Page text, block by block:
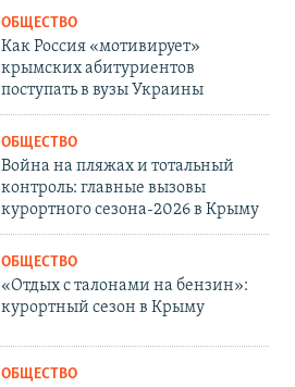
ОБЩЕСТВО
Как Россия «мотивирует»
крымских абитуриентов
поступать в вузы Украины
ОБЩЕСТВО
Война на пляжах и тотальный
контроль: главные вызовы
курортного сезона-2026 в Крыму
ОБЩЕСТВО
«Отдых с талонами на бензин»:
курортный сезон в Крыму
ОБЩЕСТВО